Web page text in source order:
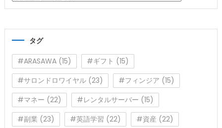
テ
タグ
#ARASAWA(15) #ギフト (15)
#サロンドロワイヤル(23) #フィンジア (15)
#マネー (22) #レンタルサーバー (15)
#副業 (23) #英語学習 (22) #資産 (22)